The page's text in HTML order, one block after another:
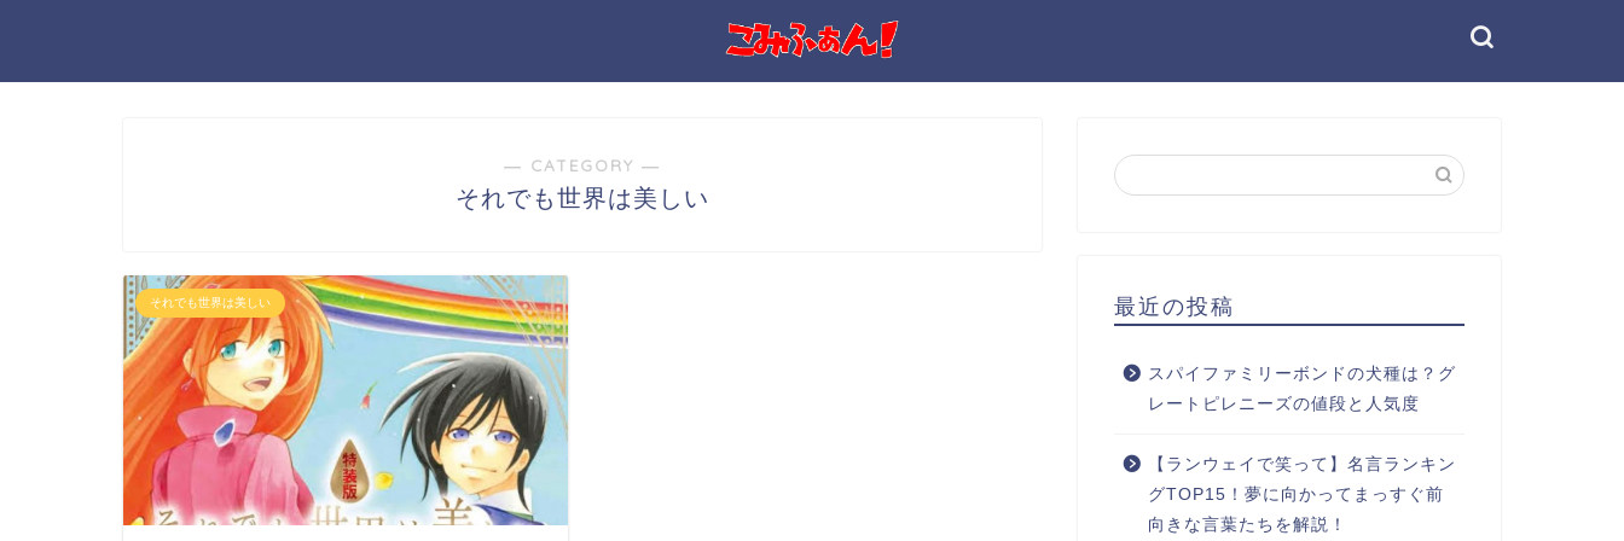
― CATEGORY ―
それでも世界は美しい
それでも世界は美しい 最近の投稿
スパイファミリーボンドの犬種は？グ
レートピレニーズの値段と人気度
【ランウェイで笑って】名言ランキン
グTOP15！夢に向かってまっすぐ前
向きな言葉たちを解説！